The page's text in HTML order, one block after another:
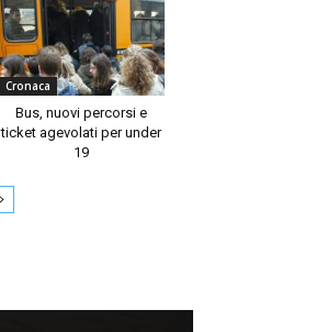
Cronaca
Bus, nuovi percorsi e
ticket agevolati per under
19